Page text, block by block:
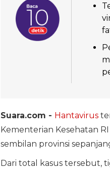
Suara.com - Hantavirus
Kementerian Kesehatan
sembilan provinsi
Dari total kasus tersebut,